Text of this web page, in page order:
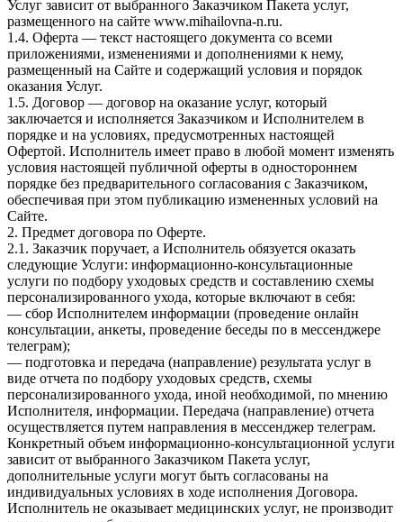
Услуг зависит от выбранного Заказчиком Пакета услуг,
размещенного на сайте www.mihailovna-n.ru.
1.4. Оферта — текст настоящего документа со всеми
приложениями, изменениями и дополнениями к нему,
размещенный на Сайте и содержащий условия и порядок
оказания Услуг.
1.5. Договор — договор на оказание услуг, который
заключается и исполняется Заказчиком и Исполнителем в
порядке и на условиях, предусмотренных настоящей
Офертой. Исполнитель имеет право в любой момент изменять
условия настоящей публичной оферты в одностороннем
порядке без предварительного согласования с Заказчиком,
обеспечивая при этом публикацию измененных условий на
Сайте.
2. Предмет договора по Оферте.
2.1. Заказчик поручает, а Исполнитель обязуется оказать
следующие Услуги: информационно-консультационные
услуги по подбору уходовых средств и составлению схемы
персонализированного ухода, которые включают в себя:
— сбор Исполнителем информации (проведение онлайн
консультации, анкеты, проведение беседы по в мессенджере
телеграм);
— подготовка и передача (направление) результата услуг в
виде отчета по подбору уходовых средств, схемы
персонализированного ухода, иной необходимой, по мнению
Исполнителя, информации. Передача (направление) отчета
осуществляется путем направления в мессенджер телеграм.
Конкретный объем информационно-консультационной услуги
зависит от выбранного Заказчиком Пакета услуг,
дополнительные услуги могут быть согласованы на
индивидуальных условиях в ходе исполнения Договора.
Исполнитель не оказывает медицинских услуг, не производит